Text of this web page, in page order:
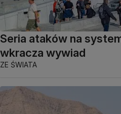
Seria ataków na
wkracza wywiad
ZE ŚWIATA